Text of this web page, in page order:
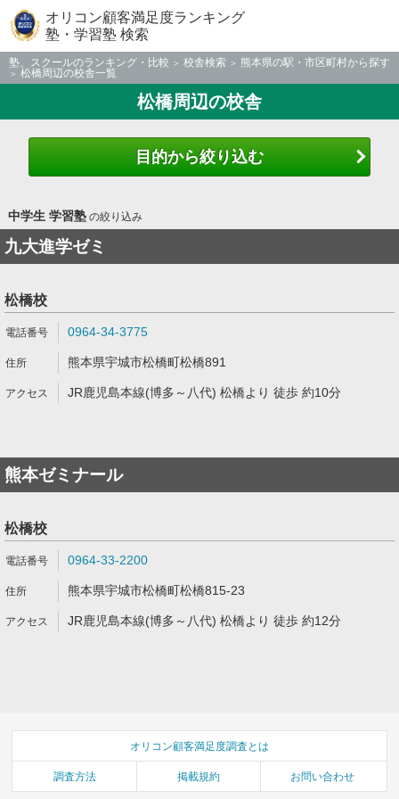
オリコン顧客満足度ランキング
塾・学習塾 検索
塾、スクールのランキング・比較 校舎検索
熊本県の駅・市区町村から探す
松橋周辺の校舎一覧
松橋周辺の校舎
目的から絞り込む
中学生 学習塾の絞り込み
九大進学ゼミ
松橋校
0964-34-3775
熊本県宇城市松橋町松橋891
JR鹿児島本線(博多～八代) 松橋より 徒歩 約10分
熊本ゼミナール
松橋校
0964-33-2200
熊本県宇城市松橋町松橋815-23
JR鹿児島本線(博多～八代) 松橋より 徒歩 約12分
オリコン顧客満足度調査とは
調査方法 掲載規約 お問い合わせ